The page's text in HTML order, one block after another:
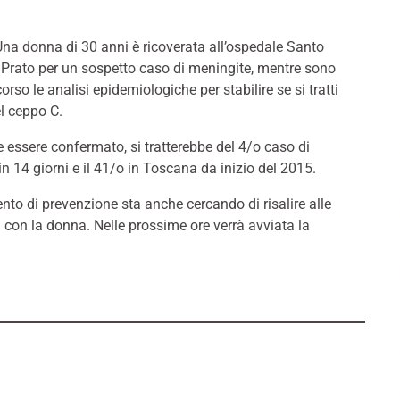
donna di 30 anni è ricoverata all’ospedale Santo
per un sospetto caso di meningite, mentre sono
le analisi epidemiologiche per stabilire se si tratti
ceppo C.
essere confermato, si tratterebbe del 4/o caso di
14 giorni e il 41/o in Toscana da inizio del 2015.
di prevenzione sta anche cercando di risalire alle
la donna. Nelle prossime ore verrà avviata la